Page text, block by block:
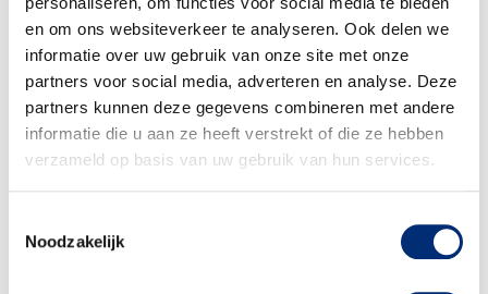
en om ons websiteverkeer te analyseren. Ook delen we
informatie over uw gebruik van onze site met onze
partners voor social media, adverteren en analyse. Deze
partners kunnen deze gegevens combineren met andere
informatie die u aan ze heeft verstrekt of die ze hebben
verzameld op basis van uw gebruik van hun services.
Noodzakelijk
panelen van de buitengevel van hun koel- en vriescel.
De volgende processen zijn uitgevoerd:
– Demonteren van de dakkappen
– Losmaken van de dakbedekking
– Demonteren van de beschadigde panelen
– Terugplaatsen van de dakkappen